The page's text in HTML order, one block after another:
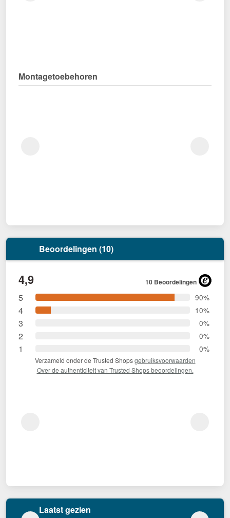
Montagetoebehoren
Beoordelingen (10)
4,9 10 Beoordelingen
5 90%
4 10%
3 0%
2 0%
1 0%
Verzameld onder de Trusted Shopsgebruiksvoorwaarden
Over de authenticiteit van Trusted Shops beoordelingen.
Laatst gezien